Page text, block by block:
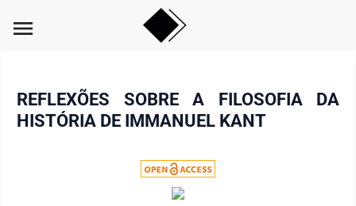
menu
REFLEXÕES SOBRE A FILOSOFIA DA
HISTÓRIA DE IMMANUEL KANT